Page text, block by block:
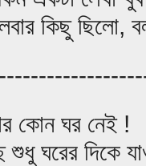
কিছু ছিলো,
কোন ঘর নেই !
ঘরের দিকে